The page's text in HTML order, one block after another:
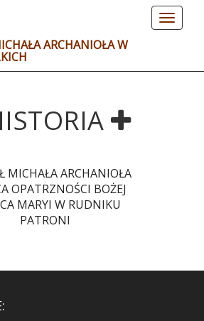
Toggle
ARCHANIOŁA W
MICHAŁA ARCHANIOŁA
OPATRZNOŚCI BOŻEJ
MARYI W RUDNIKU
PATRONI